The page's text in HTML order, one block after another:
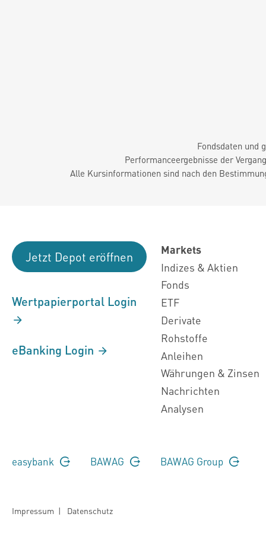
Fondsdaten und
Performanceergebnisse der
Alle Kursinformationen sind nach den
Jetzt Depot eröffnen
Wertpapierportal Login
eBanking Login
Markets
Indizes & Aktien
Fonds
ETF
Derivate
Rohstoffe
Anleihen
Währungen & Zinsen
Nachrichten
Analysen
easybank BAWAG BAWAG Group
Impressum | Datenschutz